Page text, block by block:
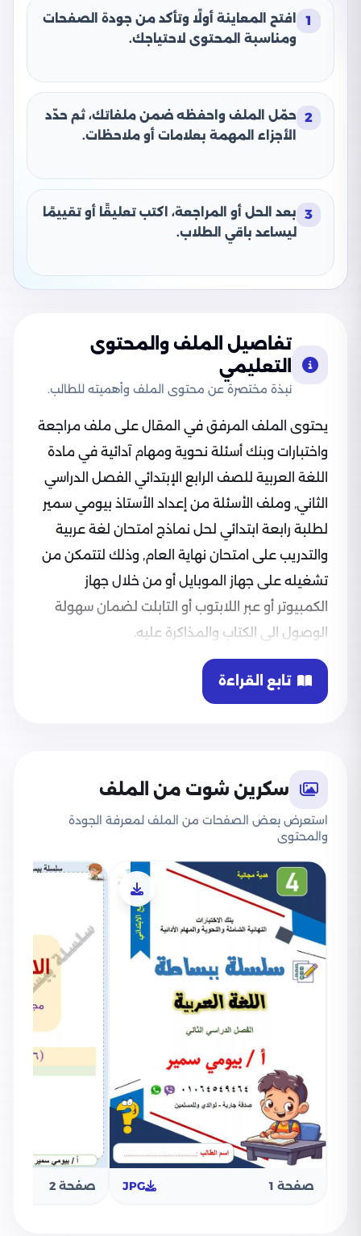
1
افتح المعاينة أولًا وتأكد من جودة الصفحات
ومناسبة المحتوى لاحتياجك.
2 حمّل الملف واحفظه ضمن ملفاتك، ثم حدّد
الأجزاء المهمة بعلامات أو ملاحظات.
3
بعد الحل أو المراجعة، اكتب تعليقًا أو تقييمًا
ليساعد باقي الطلاب.
تفاصيل الملف والمحتوى
التعليمي
نبذة مختصرة عن محتوى الملف وأهميته للطالب.
يحتوى الملف المرفق في المقال على ملف مراجعة
واختبارات وبنك أسئلة نحوية ومهام آدائية في مادة
اللغة العربية للصف الرابع الإبتدائي الفصل الدراسي
الثاني, وملف الأسئلة من إعداد الأستاذ بيومي سمير
لطلبة رابعة ابتدائي لحل نماذج امتحان لغة عربية
والتدريب على امتحان نهاية العام, وذلك لتتمكن من
تشغيله على جهاز الموبايل أو من خلال جهاز
الكمبيوتر أو عبر اللابتوب أو التابلت لضمان سهولة
الوصول الى الكتاب والمذاكرة عليه.
محتوى ملف ببساطة في اللغة العربية للصف الرابع
الابتدائي
بنك اختبارات نحوية للصف الرابع الابتدائي.
مهام آدائية في مادة اللغة العربية للصف الرابع
الابتدائي.
تابع القراءة
سكرين شوت من الملف
استعرض بعض الصفحات من الملف لمعرفة الجودة
والمحتوى
صفحة 1 JPG صفحة 2